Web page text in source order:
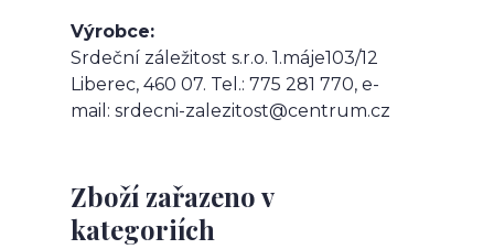
Výrobce
Srdeční záležitost s.r.o. 1.máje103/12
Liberec, 460 07. Tel.: 775 281 770, e-
mail: srdecni-zalezitost@centrum.cz
Zboží zařazeno v
kategoriích